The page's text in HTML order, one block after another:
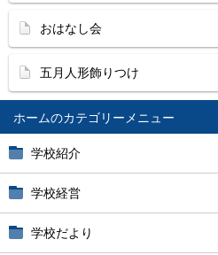
ホーム
学校紹介
学校経営
学校だより
おはなし会
五月人形飾りつけ